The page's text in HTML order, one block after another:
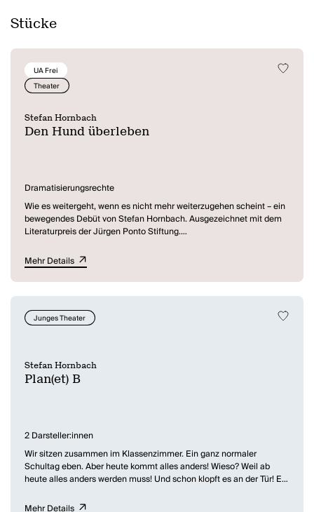
Stücke
UA Frei
Theater
Stefan Hornbach
Den Hund überleben
Dramatisierungsrechte
Wie es weitergeht, wenn es nicht mehr weiterzugehen scheint – ein
bewegendes Debüt von Stefan Hornbach. Ausgezeichnet mit dem
Literaturpreis der Jürgen Ponto Stiftung.
Sebastian sollte überall sein, aber nicht in seinem alten
Kinderzimmer, nicht in diesem Neubaugebiet irgendwo in
Deutschland. Er sollte in seiner WG sein, er sollte an der Uni sein, er
sollte mit seiner besten Freundin Su zusammen andere Jungs
kennenlernen und einfach leben. Aber alles kommt anders: Drei
Tumore sind in seinem Körper, zwei davon faustgroß. Die
Stefan Hornbach legt ein mitreißendes Debüt vor, das so
selbstverständlich und bewegend von Existenziellem erzählt, wie es
Mehr Details
Junges Theater
Stefan Hornbach
Plan(et) B
2 Darsteller:innen
Wir sitzen zusammen im Klassenzimmer. Ein ganz normaler
Schultag eben. Aber heute kommt alles anders! Wieso? Weil ab
heute alles anders werden muss! Und schon klopft es an der Tür! Es
zwei abgespacte Menschensubjekte aus dem Jahr 2109, gestrandet
Mehr Details